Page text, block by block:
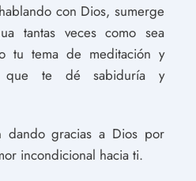
con Dios, sumerge
tantas veces como sea
tu tema de meditación y
que te dé sabiduría y
dando gracias a Dios por
incondicional hacia ti.